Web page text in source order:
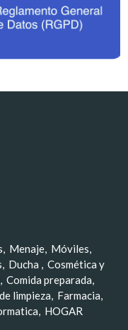
Menaje Móviles
Ducha
Cosmética y
Comida preparada
limpieza
Farmacia
HOGAR